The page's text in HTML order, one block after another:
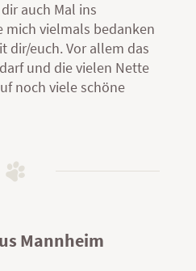
auch Mal ins
mich vielmals bedanken
dir/euch. Vor allem das
und die vielen Nette
noch viele schöne
Mannheim